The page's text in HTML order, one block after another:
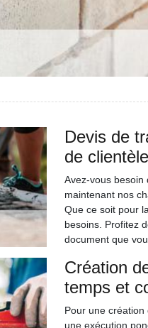
Devis de
de
Avez-vous besoin
maintenant nos
Que ce soit pour
besoins. Profitez
document que
Création
temps et
Pour une
une exécution